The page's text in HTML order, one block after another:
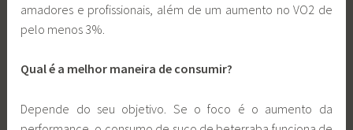
amadores e profissionais, além de um aumento no VO2 de
pelo menos 3%.
Qual é a melhor maneira de consumir?
Depende do seu objetivo. Se o foco é o aumento da